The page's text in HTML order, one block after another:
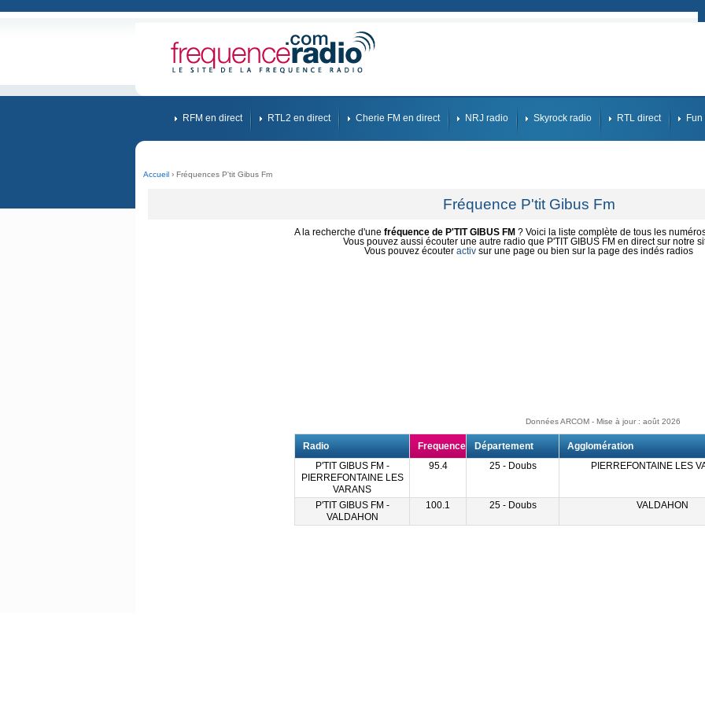
RFM en direct RTL2 en direct Cherie FM en direct NRJ radio Skyrock radio RTL direct
Accueil › Fréquences P'tit Gibus Fm
Fréquence P'tit Gibus Fm
A la recherche d'une fréquence de P'TIT GIBUS FM ? Voici la liste complète de tous les
Vous pouvez aussi écouter une autre radio que P'TIT GIBUS FM en direct sur notre
Vous pouvez écouter activ sur une page ou bien sur la page des indés radios
Données ARCOM - Mise à jour : août 2026
Radio Frequence Département
Agglomération
P'TIT GIBUS FM -
PIERREFONTAINE LES
VARANS
95.4 25 - Doubs PIERREFONTAINE LES
P'TIT GIBUS FM -
VALDAHON
100.1 25 - Doubs VALDAHON